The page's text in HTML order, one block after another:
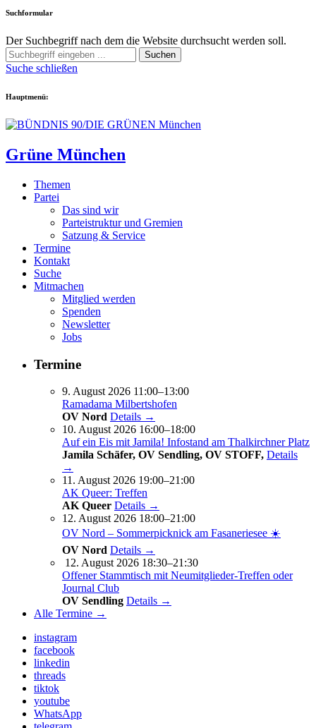
Suchformular
Der Suchbegriff nach dem die Website durchsucht werden soll.
Suchen
Suche schließen
Hauptmenü:
Grüne München
Themen
Partei
Das sind wir
Parteistruktur und Gremien
Satzung & Service
Termine
Kontakt
Suche
Mitmachen
Mitglied werden
Spenden
Newsletter
Jobs
Termine
9. August 2026 11:00–13:00
Ramadama Milbertshofen
OV Nord Details →
10. August 2026 16:00–18:00
Auf ein Eis mit Jamila! Infostand am Thalkirchner Platz
Jamila Schäfer, OV Sendling, OV STOFF, Details
→
11. August 2026 19:00–21:00
AK Queer: Treffen
AK Queer Details →
12. August 2026 18:00–21:00
OV Nord – Sommerpicknick am Fasaneriesee ☀️
OV Nord Details →
12. August 2026 18:30–21:30
Offener Stammtisch mit Neumitglieder-Treffen oder
Journal Club
OV Sendling Details →
Alle Termine →
instagram
facebook
linkedin
threads
tiktok
youtube
WhatsApp